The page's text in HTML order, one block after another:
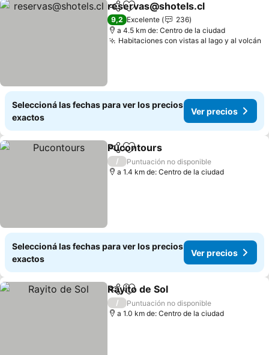
CompartirAñadir a favoritos
reservas@shotels.cl
9,2 Excelente
236
a 4.5 km de: Centro de la ciudad
Habitaciones con vistas al lago y al volcán
Seleccioná las fechas para ver los precios
exactos
Ver precios
CompartirAñadir a favoritos
Pucontours
/
Puntuación no disponible
a 1.4 km de: Centro de la ciudad
Seleccioná las fechas para ver los precios
exactos
Ver precios
CompartirAñadir a favoritos
Rayito de Sol
/
Puntuación no disponible
a 1.0 km de: Centro de la ciudad